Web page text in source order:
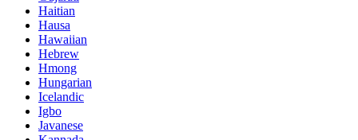
Haitian
Hausa
Hawaiian
Hebrew
Hmong
Hungarian
Icelandic
Igbo
Javanese